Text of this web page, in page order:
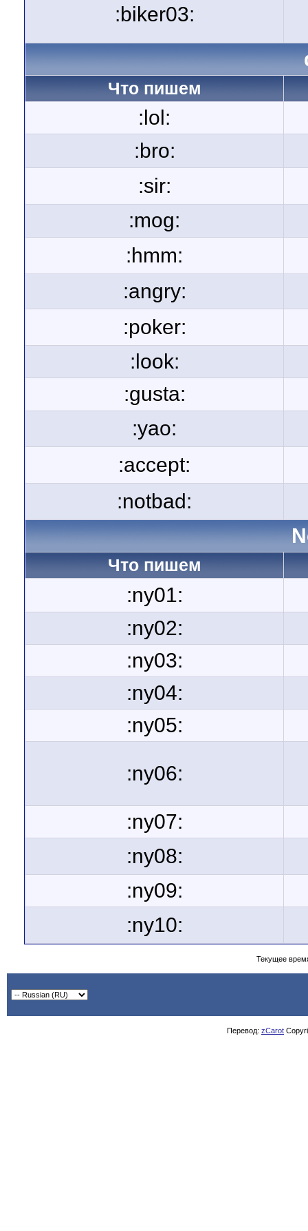
:biker03:
Что пишем
:lol:
:bro:
:sir:
:mog:
:hmm:
:angry:
:poker:
:look:
:gusta:
:yao:
:accept:
:notbad:
Что пишем
:ny01:
:ny02:
:ny03:
:ny04:
:ny05:
:ny06:
:ny07:
:ny08:
:ny09:
:ny10:
Текущее
Перевод: zCarot